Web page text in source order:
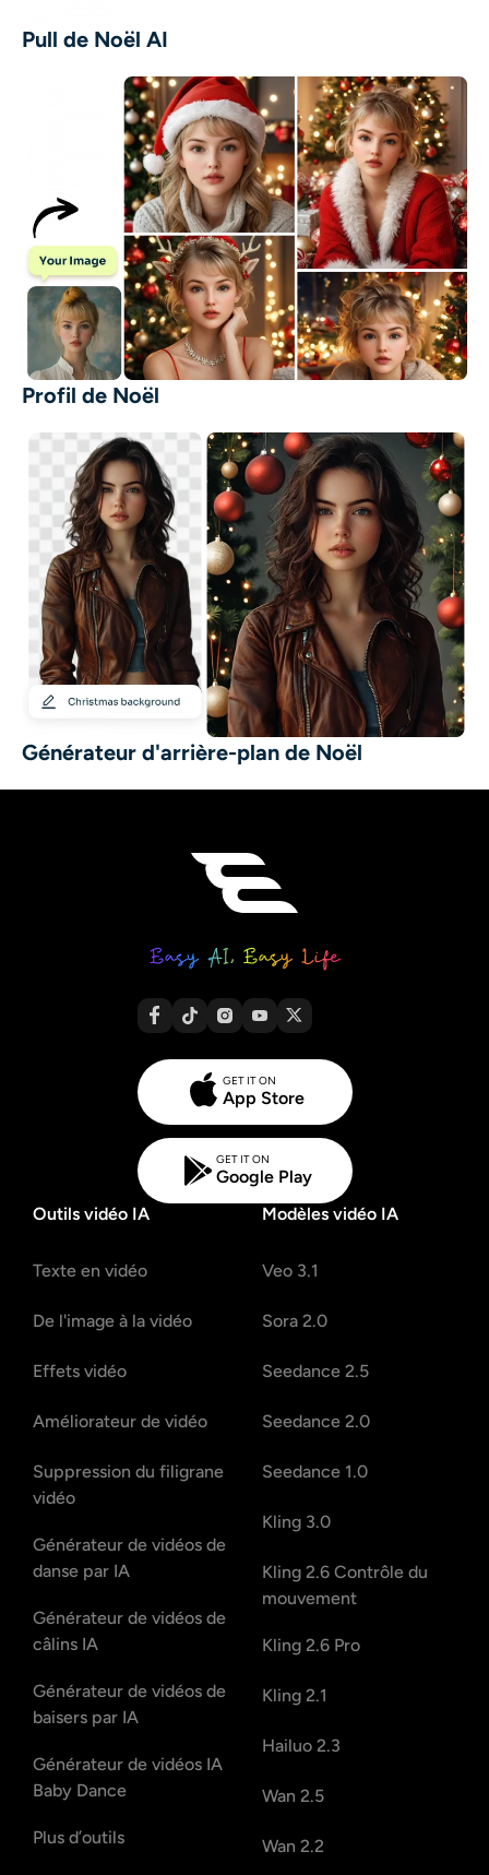
Pull de Noël AI
Profil de Noël
Générateur d'arrière-plan de Noël
GET IT ON
App Store
GET IT ON
Google Play
Outils vidéo IA
Texte en vidéo
De l'image à la vidéo
Effets vidéo
Améliorateur de vidéo
Suppression du filigrane
vidéo
Générateur de vidéos de
danse par IA
Générateur de vidéos de
câlins IA
Générateur de vidéos de
baisers par IA
Générateur de vidéos IA
Baby Dance
Plus d’outils
Modèles vidéo IA
Veo 3.1
Sora 2.0
Seedance 2.5
Seedance 2.0
Seedance 1.0
Kling 3.0
Kling 2.6 Contrôle du
mouvement
Kling 2.6 Pro
Kling 2.1
Hailuo 2.3
Wan 2.5
Wan 2.2